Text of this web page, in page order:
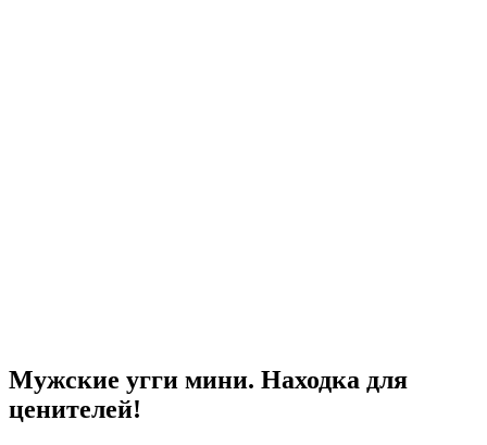
Мужские угги мини. Находка для
ценителей!